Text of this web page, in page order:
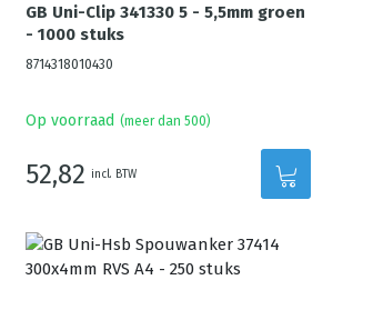
GB Uni-Clip 341330 5 - 5,5mm groen
- 1000 stuks
8714318010430
Op voorraad (meer dan 500)
52,82 incl. BTW